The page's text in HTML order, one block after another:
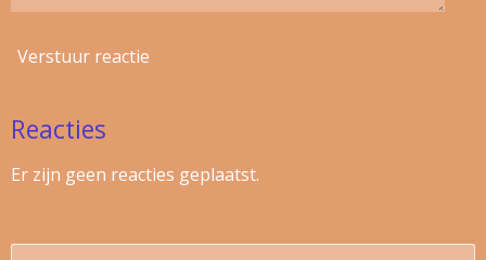
Verstuur reactie
Reacties
Er zijn geen reacties geplaatst.